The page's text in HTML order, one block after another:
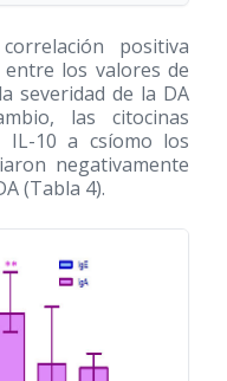
positiva
los valores de
severidad de la DA
las citocinas
IL-10 a csíomo los
negativamente
(Tabla 4).